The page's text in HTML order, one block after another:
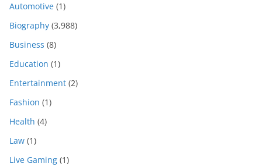
Automotive (1)
Biography (3,988)
Business (8)
Education (1)
Entertainment (2)
Fashion (1)
Health (4)
Law (1)
Live Gaming (1)